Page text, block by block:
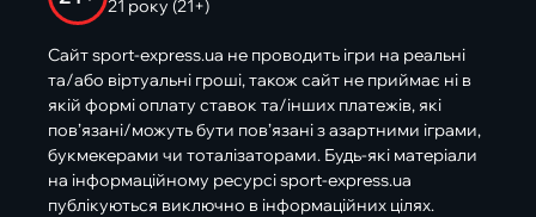
21 року (21+)
Сайт sport-express.ua не проводить ігри на реальні
та/або віртуальні гроші, також сайт не приймає ні в
якій формі оплату ставок та/інших платежів, які
пов’язані/можуть бути пов’язані з азартними іграми,
букмекерами чи тоталізаторами. Будь-які матеріали
на інформаційному ресурсі sport-express.ua
публікуються виключно в інформаційних цілях.